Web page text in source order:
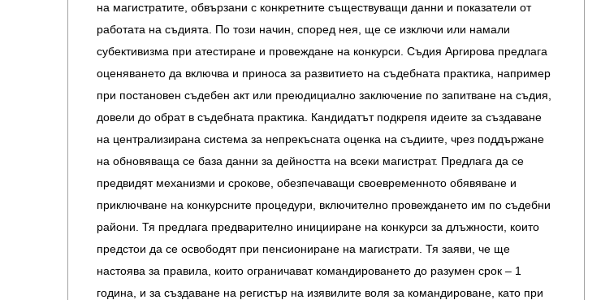
на магистратите, обвързани с конкретните съществуващи данни и показатели от
работата на съдията. По този начин, според нея, ще се изключи или намали
субективизма при атестиране и провеждане на конкурси. Съдия Аргирова предлага
оценяването да включва и приноса за развитието на съдебната практика, например
при постановен съдебен акт или преюдициално заключение по запитване на съдия,
довели до обрат в съдебната практика. Кандидатът подкрепя идеите за създаване
на централизирана система за непрекъсната оценка на съдиите, чрез поддържане
на обновяваща се база данни за дейността на всеки магистрат. Предлага да се
предвидят механизми и срокове, обезпечаващи своевременното обявяване и
приключване на конкурсните процедури, включително провеждането им по съдебни
райони. Тя предлага предварително иницииране на конкурси за длъжности, които
предстои да се освободят при пенсиониране на магистрати. Тя заяви, че ще
настоява за правила, които ограничават командироването до разумен срок – 1
година, и за създаване на регистър на изявилите воля за командироване, като при